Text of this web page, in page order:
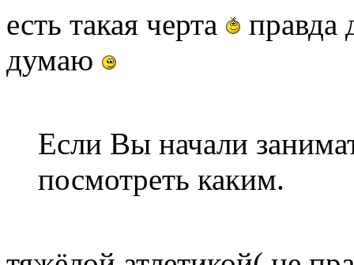
есть такая черта
правда
думаю
Если Вы начали
посмотреть каким.